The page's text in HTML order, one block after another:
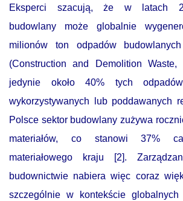
Eksperci szacują, że w latach
budowlany może globalnie
milionów ton odpadów
(Construction and Demolition Waste,
jedynie około 40% tych
wykorzystywanych lub poddawanych
Polsce sektor budowlany zużywa
materiałów, co stanowi 37%
materiałowego kraju [2].
budownictwie nabiera więc coraz
szczególnie w kontekście globalnych